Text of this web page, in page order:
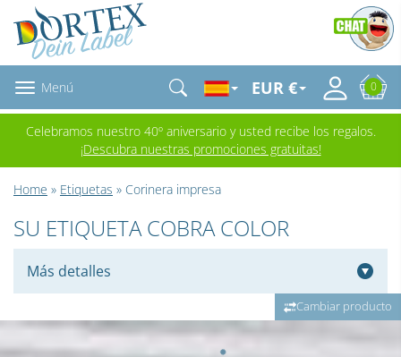
Menú EUR € 0
Celebramos nuestro 40º aniversario y usted recibe los regalos.
¡Descubra nuestras promociones gratuitas!
Home » Etiquetas » Corinera impresa
SU ETIQUETA COBRA COLOR
Más detalles